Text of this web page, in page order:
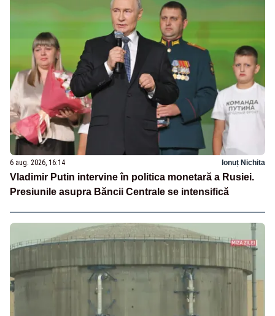
6 aug. 2026, 16:14 Ionuț Nichita
Vladimir Putin intervine în politica monetară a Rusiei.
Presiunile asupra Băncii Centrale se intensifică